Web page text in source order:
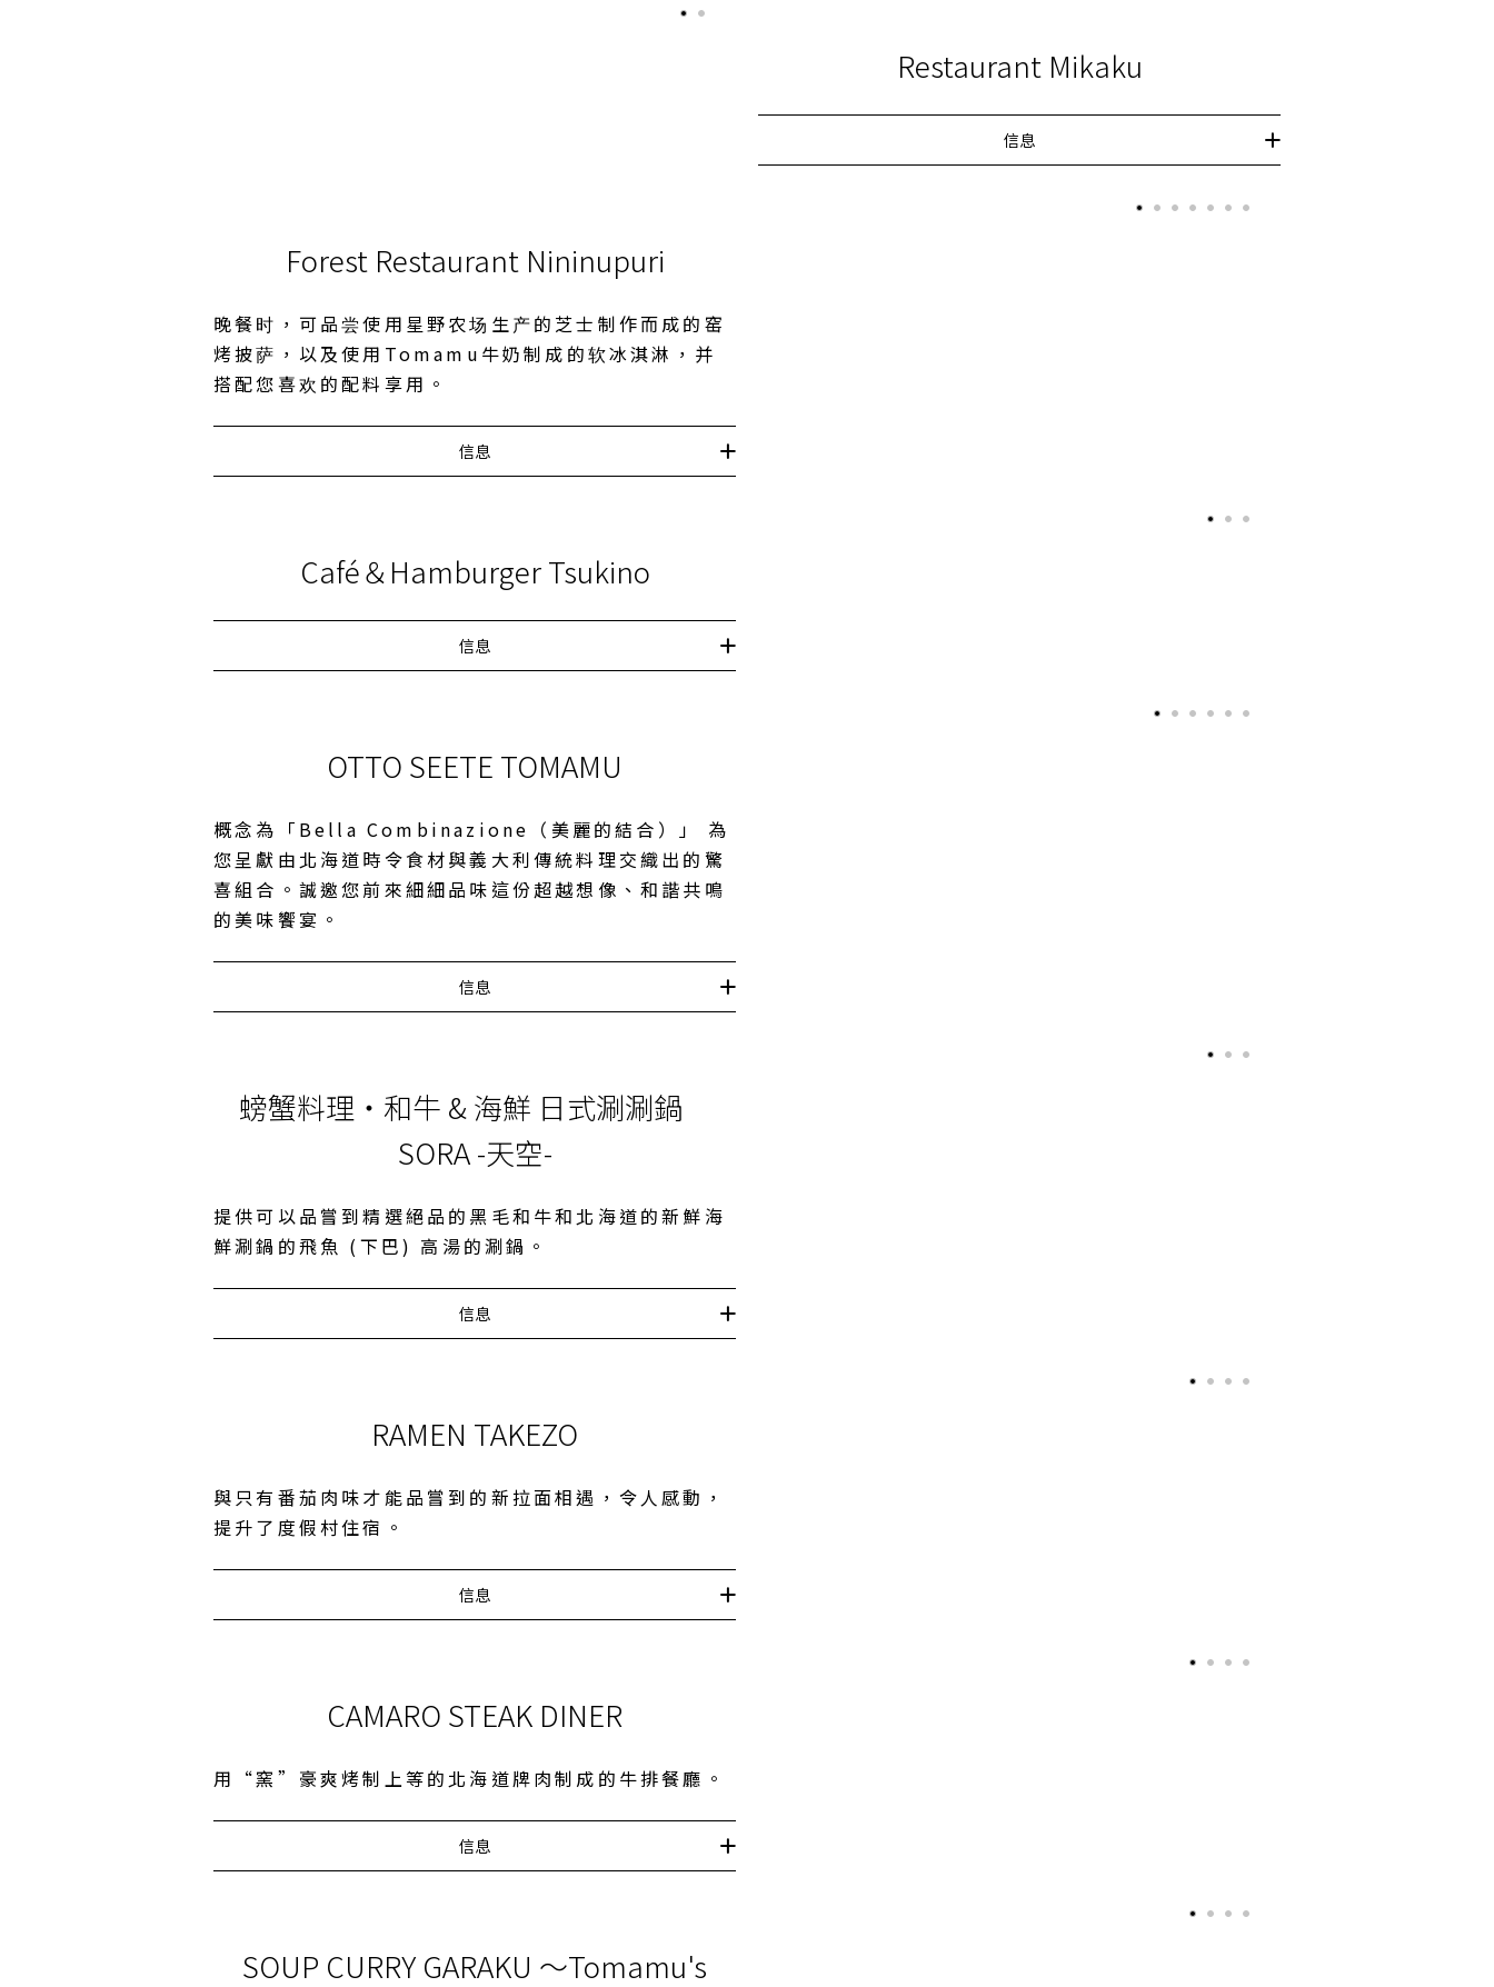
Restaurant Mikaku
信息
Forest Restaurant Nininupuri
晚餐时，可品尝使用星野农场生产的芝士制作而成的窑
烤披萨，以及使用Tomamu牛奶制成的软冰淇淋，并
搭配您喜欢的配料享用。
信息
Café＆Hamburger Tsukino
信息
OTTO SEETE TOMAMU
概念為「Bella Combinazione（美麗的結合）」 為
您呈獻由北海道時令食材與義大利傳統料理交織出的驚
喜組合。誠邀您前來細細品味這份超越想像、和諧共鳴
的美味饗宴。
信息
螃蟹料理・和牛 & 海鮮 日式涮涮鍋
SORA -天空-
提供可以品嘗到精選絕品的黑毛和牛和北海道的新鮮海
鮮涮鍋的飛魚 (下巴) 高湯的涮鍋。
信息
RAMEN TAKEZO
與只有番茄肉味才能品嘗到的新拉面相遇，令人感動，
提升了度假村住宿。
信息
CAMARO STEAK DINER
用“窯”豪爽烤制上等的北海道牌肉制成的牛排餐廳。
信息
SOUP CURRY GARAKU 〜Tomamu's